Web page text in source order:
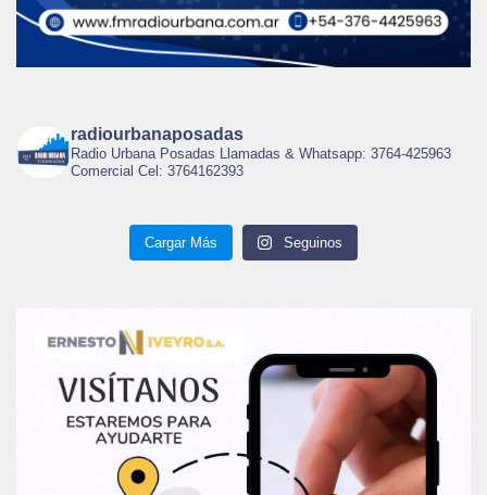
radiourbanaposadas
Radio Urbana Posadas Llamadas & Whatsapp: 3764-425963
Comercial Cel: 3764162393
Cargar Más Seguinos